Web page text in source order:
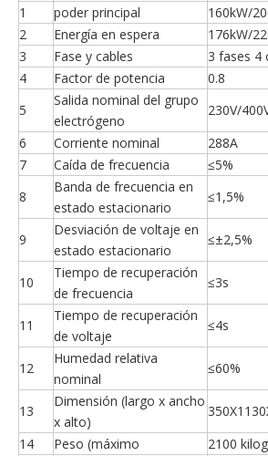
1
poder principal
160kW/
2
Energía en espera
176kW/
3
Fase y cables
3 fases 4
4
Factor de potencia
0.8
5
Salida nominal del grupo
electrógeno
230V/
6
Corriente nominal
288A
7
Caída de frecuencia
≤5%
8
Banda de frecuencia en
estado estacionario
≤1,5%
9
Desviación de voltaje en
estado estacionario
≤±2,5%
10
Tiempo de recuperación
de frecuencia
≤3s
11
Tiempo de recuperación
de voltaje
≤4s
12
Humedad relativa
nominal
≤60%
13
Dimensión (largo x ancho
x alto)
14
Peso (máximo
2100